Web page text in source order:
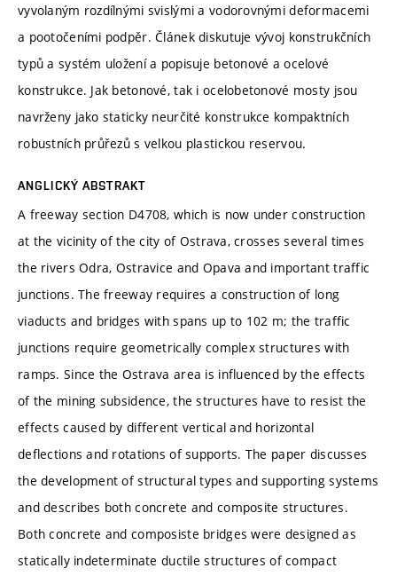
vyvolaným rozdílnými svislými a vodorovnými deformacemi
a pootočeními podpěr. Článek diskutuje vývoj konstrukčních
typů a systém uložení a popisuje betonové a ocelové
konstrukce. Jak betonové, tak i ocelobetonové mosty jsou
navrženy jako staticky neurčité konstrukce kompaktních
robustních průřezů s velkou plastickou reservou.
ANGLICKÝ ABSTRAKT
A freeway section D4708, which is now under construction
at the vicinity of the city of Ostrava, crosses several times
the rivers Odra, Ostravice and Opava and important traffic
junctions. The freeway requires a construction of long
viaducts and bridges with spans up to 102 m; the traffic
junctions require geometrically complex structures with
ramps. Since the Ostrava area is influenced by the effects
of the mining subsidence, the structures have to resist the
effects caused by different vertical and horizontal
deflections and rotations of supports. The paper discusses
the development of structural types and supporting systems
and describes both concrete and composite structures.
Both concrete and composiste bridges were designed as
statically indeterminate ductile structures of compact